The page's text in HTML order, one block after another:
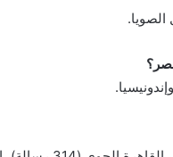
الصويا.